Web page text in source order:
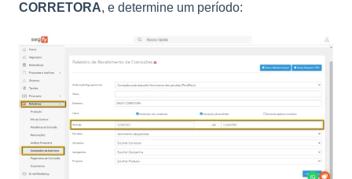
CORRETORA, e determine um período: